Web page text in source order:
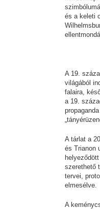
és a keleti
A 19.
világából
falaira,
a 19.
A tárlat a
és Trianon
szerethető
tervei,
elmesélve.
A